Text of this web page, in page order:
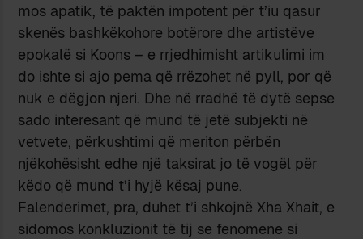
mos apatik, të paktën impotent për t’iu qasur
skenës bashkëkohore botërore dhe artistëve
epokalë si Koons – e rrjedhimisht artikulimi im
do ishte si ajo pema që rrëzohet në pyll, por që
nuk e dëgjon njeri. Dhe në rradhë të dytë sepse
sado interesant që mund të jetë subjekti në
vetvete, përkushtimi që meriton përbën
njëkohësisht edhe një taksirat jo të vogël për
këdo që mund t’i hyjë kësaj pune.
Falenderimet, pra, duhet t’i shkojnë Xha Xhait, e
sidomos konkluzionit të tij se fenomene si